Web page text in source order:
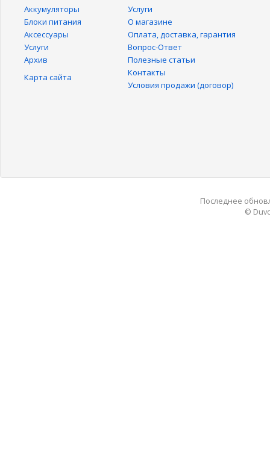
Аккумуляторы
Блоки питания
Аксессуары
Услуги
Архив
Карта сайта
Услуги
О магазине
Оплата, доставка, гарантия
Вопрос-Ответ
Полезные статьи
Контакты
Условия продажи (договор)
Последнее
©